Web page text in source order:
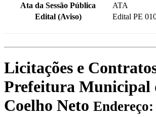
Ata da Sessão Pública ATA
Edital (Aviso)
Edital PE
Licitações e
Prefeitura Municipal
Coelho Neto Endereço: